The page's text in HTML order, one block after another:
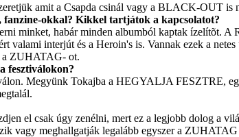
amit a Csapda csinál vagy a BLACK-OUT
fanzine-okkal? Kikkel tartjátok a kapcsolatot?
minket, habár minden albumból kaptak ízelítõt.
valami interjút és a Heroin's is. Vannak ezek a
a ZUHATAG- ot.
fesztiválokon?
Megyünk Tokajba a HEGYALJA FESZTRE,
el csak úgy zenélni, mert ez a legjobb dolog a
vagy meghallgatják legalább egyszer a